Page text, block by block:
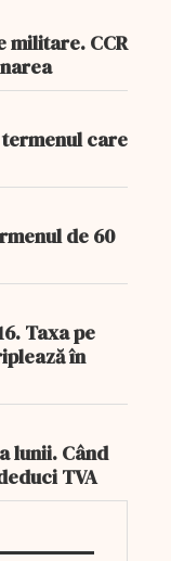
militare. CCR
care
de 60
Taxa pe
în
lunii. Când
TVA